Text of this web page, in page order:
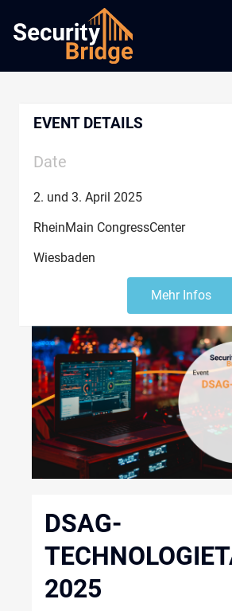
DSAG-
2025
EVENT DETAILS
Date
2. und 3. April 2025
RheinMain CongressCenter
Wiesbaden
Mehr Infos